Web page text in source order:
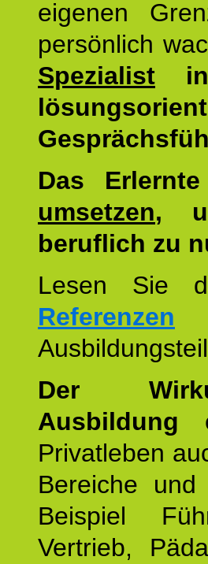
eigenen
persönlich
Spezialist in
Das
umsetzen,
beruflich zu
Lesen Sie
Referenzen
Der
Ausbildung
Privatleben
Bereiche
Beispiel
Vertrieb,